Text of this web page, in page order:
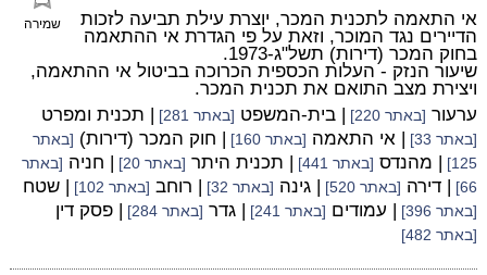
שמירה
אי התאמה לתכנית המכר, יוצרת עילת תביעה לזכות
הדיירים נגד המוכר, וזאת על פי הגדרת אי ההתאמה
בחוק המכר (דירות) תשל"ג-1973.
שיעור הנזק - העלות הכספית הכרוכה בביטול אי ההתאמה,
ויצירת מצב התואם את תכנית המכר.
ערעור [באתר 220] | בית-המשפט [באתר 281] | תכנית ומפרט
[באתר 33] | אי התאמה [באתר 160] | חוק המכר (דירות) [באתר
125]
| מהנדס [באתר 441] | תכנית היתר [באתר 20] | חניה [באתר
66]
| דירה [באתר 520] | גינה [באתר 32] | רוחב [באתר 102] | שטח
[באתר 396] | עמודים [באתר 241] | גדר [באתר 284] | פסק דין
[באתר 482]